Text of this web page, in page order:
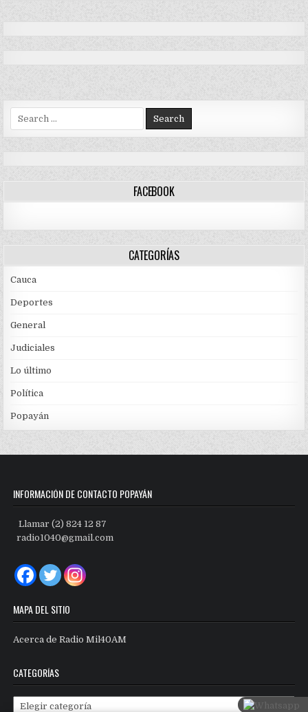
Search
for:
FACEBOOK
CATEGORÍAS
Cauca
Deportes
General
Judiciales
Lo último
Política
Popayán
INFORMACIÓN DE CONTACTO POPAYÁN
Llamar (2) 824 12 87
radio1040@gmail.com
MAPA DEL SITIO
Acerca de Radio Mil40AM
CATEGORÍAS
Categorías